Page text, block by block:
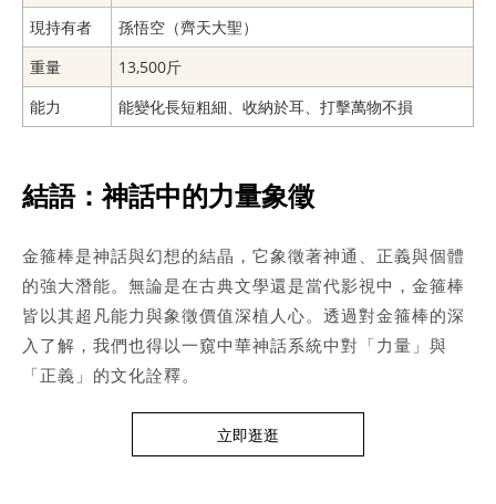
現持有者
孫悟空（齊天大聖）
重量
13,500斤
能力
能變化長短粗細、收納於耳、打擊萬物不損
結語：神話中的力量象徵
金箍棒是神話與幻想的結晶，它象徵著神通、正義與個體
的強大潛能。無論是在古典文學還是當代影視中，金箍棒
皆以其超凡能力與象徵價值深植人心。透過對金箍棒的深
入了解，我們也得以一窺中華神話系統中對「力量」與
「正義」的文化詮釋。
立即逛逛